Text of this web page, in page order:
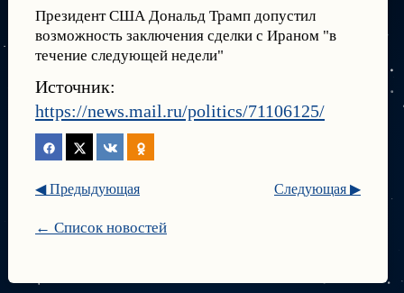
Президент США Дональд Трамп допустил
возможность заключения сделки с Ираном "в
течение следующей недели"
Источник:
https://news.mail.ru/politics/71106125/
Следующая ▶
◀ Предыдующая
← Список новостей